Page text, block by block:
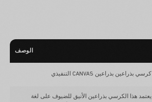
الوصف
كرسي بذراعين بذراعين CANVAS التنفيذي
يعتمد هذا الكرسي بذراعين الأنيق للضيوف على لغة